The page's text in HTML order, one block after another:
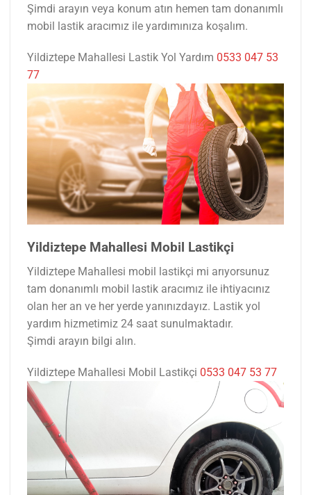
Şimdi arayın veya konum atın hemen tam donanımlı
mobil lastik aracımız ile yardımınıza koşalım.
Yildiztepe Mahallesi Lastik Yol Yardım 0533 047 53
77
Yildiztepe Mahallesi Mobil Lastikçi
Yildiztepe Mahallesi mobil lastikçi mi arıyorsunuz
tam donanımlı mobil lastik aracımız ile ihtiyacınız
olan her an ve her yerde yanınızdayız. Lastik yol
yardım hizmetimiz 24 saat sunulmaktadır.
Şimdi arayın bilgi alın.
Yildiztepe Mahallesi Mobil Lastikçi 0533 047 53 77